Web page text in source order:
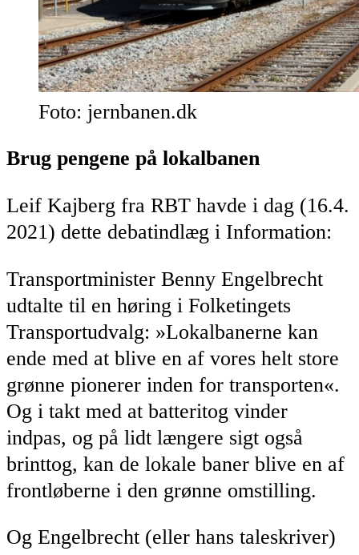
Foto: jernbanen.dk
Brug pengene på lokalbanen
Leif Kajberg fra RBT havde i dag (16.4.
2021) dette debatindlæg i Information:
Transportminister Benny Engelbrecht
udtalte til en høring i Folketingets
Transportudvalg: »Lokalbanerne kan
ende med at blive en af vores helt store
grønne pionerer inden for transporten«.
Og i takt med at batteritog vinder
indpas, og på lidt længere sigt også
brinttog, kan de lokale baner blive en af
frontløberne i den grønne omstilling.
Og Engelbrecht (eller hans taleskriver)